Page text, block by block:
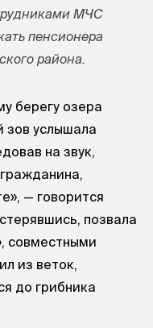
МЧС
пенсионера
района.
берегу озера
зов услышала
на звук,
— говорится
позвала
совместными
из веток,
до грибника